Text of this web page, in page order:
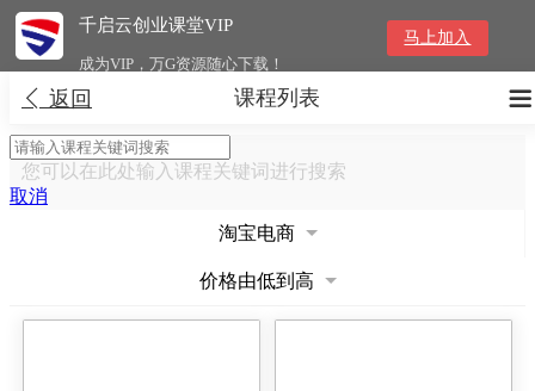
千启云创业课堂VIP
成为VIP，万G资源随心下载！
马上加入
 返回 
课程列表
您可以在此处输入课程关键词进行搜索
取消
淘宝电商
价格由低到高